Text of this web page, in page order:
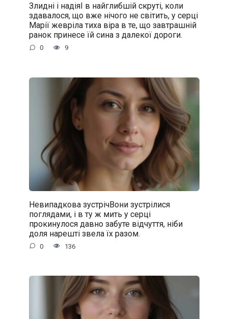
Злидні і надіяІ в найглибшій скруті, коли
здавалося, що вже нічого не світить, у серці
Марії жевріла тиха віра в те, що завтрашній
ранок принесе їй сина з далекої дороги.
0 9
Невипадкова зустрічВони зустрілися
поглядами, і в ту ж мить у серці
прокинулося давно забуте відчуття, ніби
доля нарешті звела їх разом.
0 136